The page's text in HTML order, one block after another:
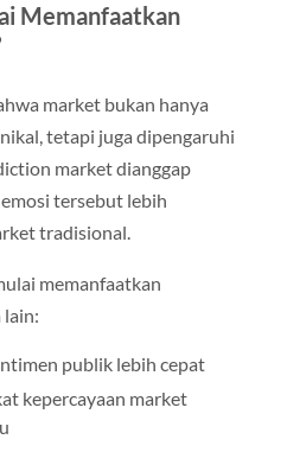
Memanfaatkan
market bukan hanya
tetapi juga dipengaruhi
market dianggap
tersebut lebih
tradisional.
memanfaatkan
publik lebih cepat
kepercayaan market